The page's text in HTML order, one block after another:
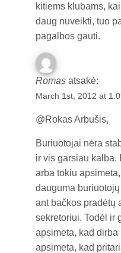
kitiems klubams,
daug nuveikti, tuo
pagalbos gauti.
Romas atsakė:
March 1st, 2012 at
@Rokas Arbušis,
Buriuotojai nėra
ir vis garsiau kalba.
arba tokiu
dauguma
ant bačkos pradėtų
sekretoriui. Todėl ir
apsimeta, kad
apsimeta, kad